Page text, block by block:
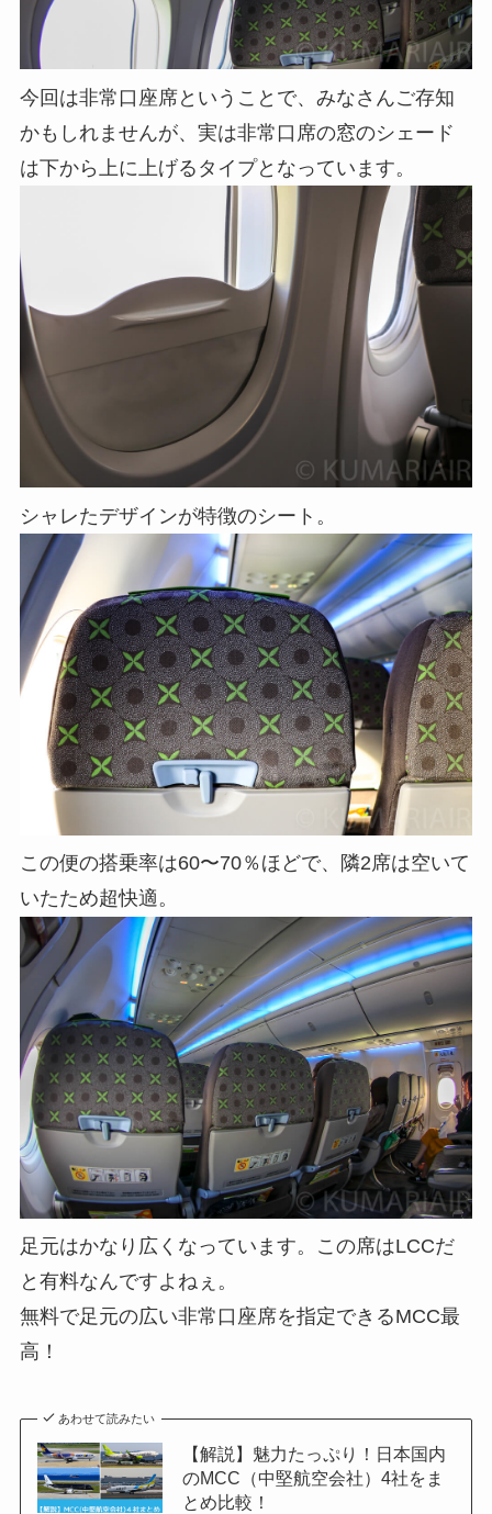
今回は非常口座席ということで、みなさんご存知
かもしれませんが、実は非常口席の窓のシェード
は下から上に上げるタイプとなっています。
シャレたデザインが特徴のシート。
この便の搭乗率は60〜70％ほどで、隣2席は空いて
いたため超快適。
足元はかなり広くなっています。この席はLCCだ
と有料なんですよねぇ。
無料で足元の広い非常口座席を指定できるMCC最
高！
あわせて読みたい
【解説】魅力たっぷり！日本国内
のMCC（中堅航空会社）4社をま
とめ比較！